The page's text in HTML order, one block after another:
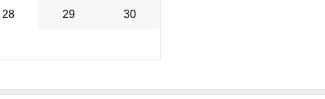
28 29 30